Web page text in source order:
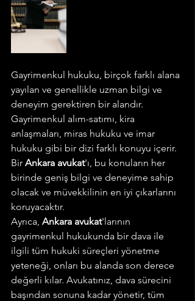
Gayrimenkul hukuku, birçok farklı alana
yayılan ve genellikle uzman bilgi ve
deneyim gerektiren bir alandır.
Gayrimenkul alım-satımı, kira
anlaşmaları, miras hukuku ve imar
hukuku gibi bir dizi farklı konuyu içerir.
Bir Ankara avukat'ı, bu konuların her
birinde geniş bilgi ve deneyime sahip
olacak ve müvekkilinin en iyi çıkarlarını
koruyacaktır.
Ayrıca, Ankara avukat'larının
gayrimenkul hukukunda bir dava ile
ilgili tüm hukuki süreçleri yönetme
yeteneği, onları bu alanda son derece
değerli kılar. Avukatınız, dava sürecini
başından sonuna kadar yönetir, tüm